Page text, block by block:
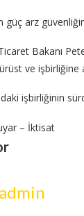
güç arz
Bakanı
ve işbirliğine
işbirliğinin
– İktisat
admin